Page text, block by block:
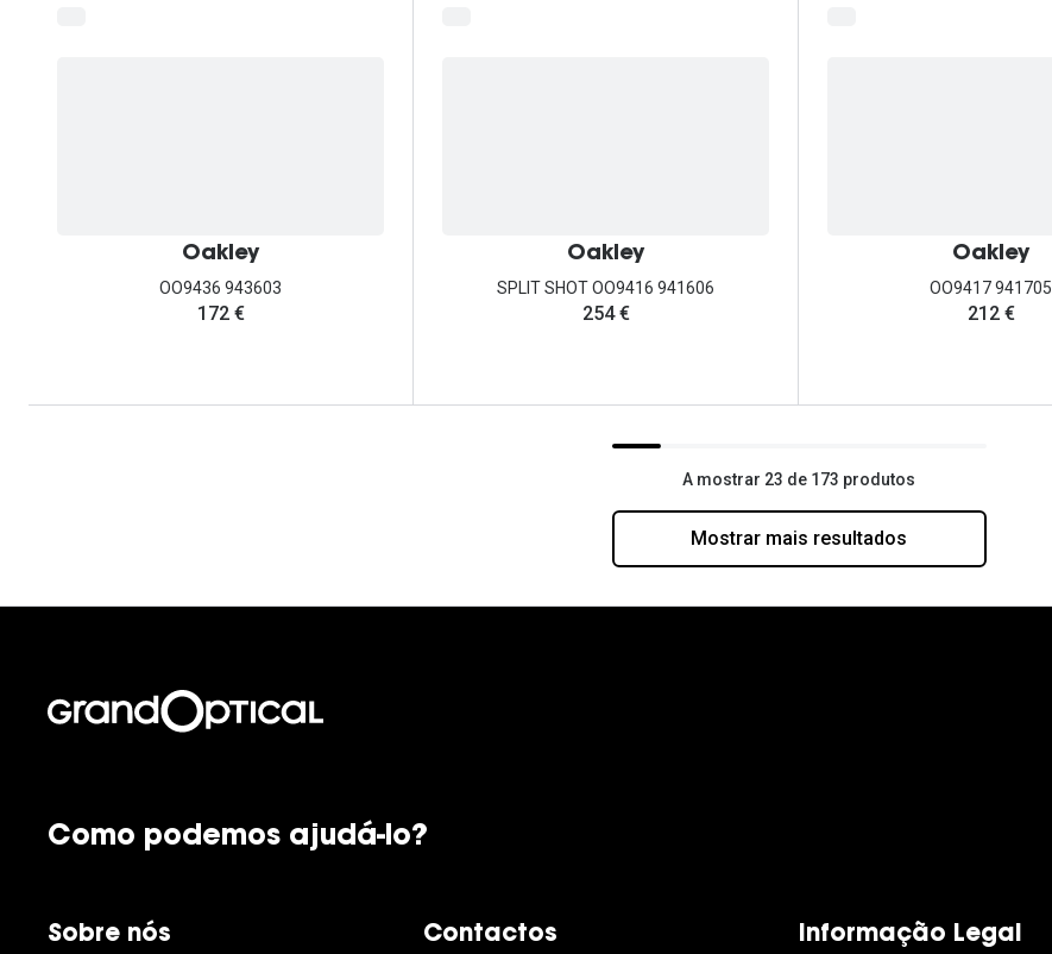
Oakley
OO9436 943603
172 €
Oakley
SPLIT SHOT OO9416 941606
254 €
Oakley
OO9417 941705
212 €
A mostrar 23 de 173 produtos
Mostrar mais resultados
Como podemos ajudá-lo?
Sobre nós Contactos Informação Legal